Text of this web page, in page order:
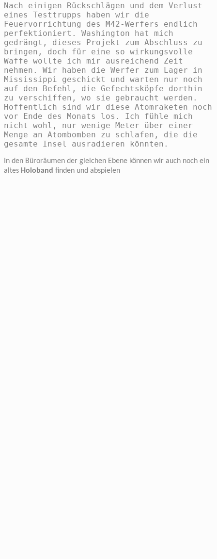
Nach einigen Rückschlägen und dem Verlust
eines Testtrupps haben wir die
Feuervorrichtung des M42-Werfers endlich
perfektioniert. Washington hat mich
gedrängt, dieses Projekt zum Abschluss zu
bringen, doch für eine so wirkungsvolle
Waffe wollte ich mir ausreichend Zeit
nehmen. Wir haben die Werfer zum Lager in
Mississippi geschickt und warten nur noch
auf den Befehl, die Gefechtsköpfe dorthin
zu verschiffen, wo sie gebraucht werden.
Hoffentlich sind wir diese Atomraketen noch
vor Ende des Monats los. Ich fühle mich
nicht wohl, nur wenige Meter über einer
Menge an Atombomben zu schlafen, die die
gesamte Insel ausradieren könnten.
In den Büroräumen der gleichen Ebene können wir auch noch ein
altes Holoband finden und abspielen